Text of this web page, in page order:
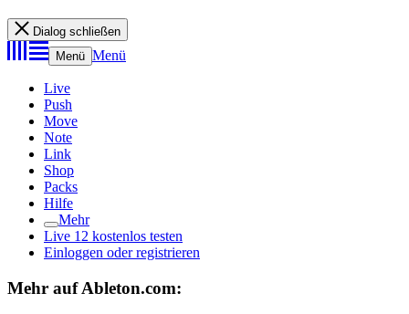
Dialog schließen
Menü Menü
Live
Push
Move
Note
Link
Shop
Packs
Hilfe
Mehr
Live 12 kostenlos testen
Einloggen oder registrieren
Mehr auf Ableton.com: